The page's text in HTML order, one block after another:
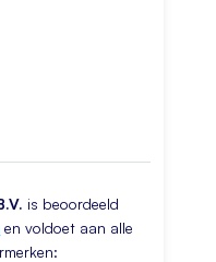
is beoordeeld
en voldoet aan alle